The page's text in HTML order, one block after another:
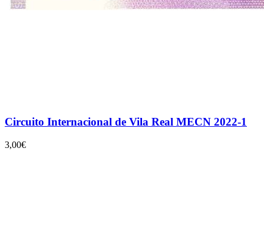
Circuito Internacional de Vila Real MECN 2022-1
3,00€